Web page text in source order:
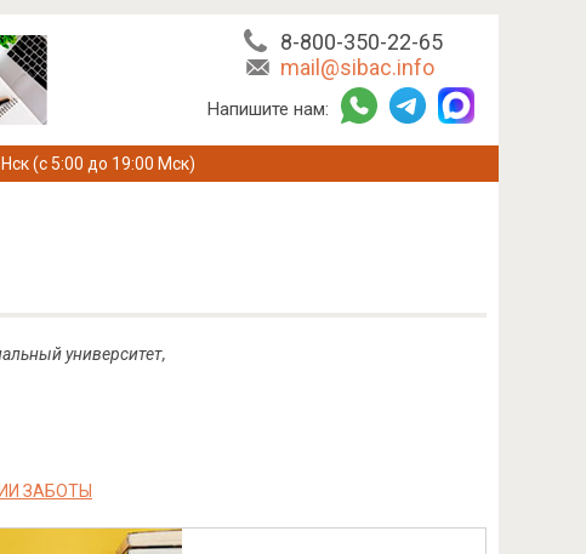
8-800-350-22-65
mail@sibac.info
Напишите нам:
(с 5:00 до 19:00 Мск)
университет,
ЗАБОТЫ